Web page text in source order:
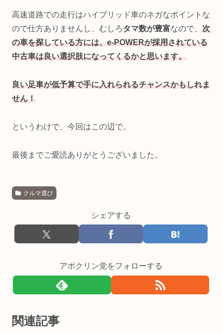
高速道路での走行はハイブリッド車のネガなポイントな
ので仕方ありませんし、むしろタマ数が豊富なので、 次
の車を探している方には、e-POWERが採用されている
中古車は良い選択肢になってくるかと思います。
良い足車が低予算で手に入れられるチャンスかもしれま
せん！
というわけで、今回はこの辺で。
最後までご愛読ありがとうございました。
クルマ選び
シェアする
アポクリン党をフォローする
関連記事